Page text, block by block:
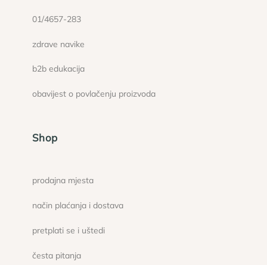
01/4657-283
zdrave navike
b2b edukacija
obavijest o povlačenju proizvoda
Shop
prodajna mjesta
način plaćanja i dostava
pretplati se i uštedi
česta pitanja